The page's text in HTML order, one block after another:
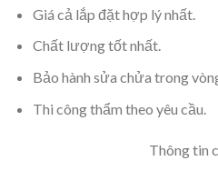
Giá cả lắp đặt hợp lý nhất.
Chất lượng tốt nhất.
Bảo hành sửa chửa trong
Thi công thẩm theo yêu cầu.
Thông tin